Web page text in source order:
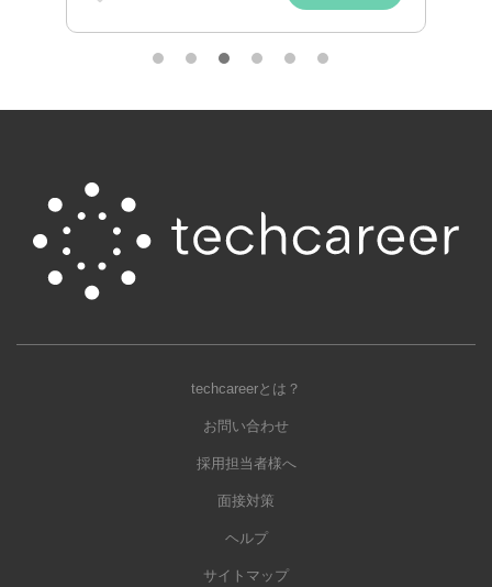
techcareerとは？
お問い合わせ
採用担当者様へ
面接対策
ヘルプ
サイトマップ